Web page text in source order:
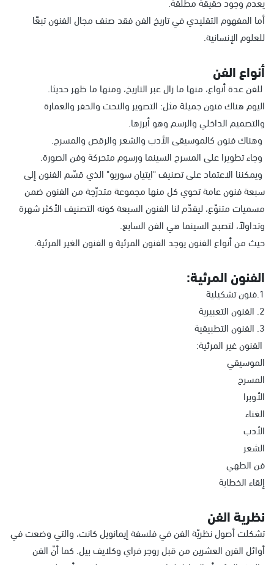
أما المفهوم التقليدي في تاريخ الفن فقد صنف مجال الفنون تبعًا
للعلوم الإنسانية.
أنواع الفن
للفن عدة أنواع، منها ما زال عبر التاريخ، ومنها ما ظهر حديثا.
اليوم هناك فنون جميلة مثل: التصوير والنحت والحفر والعمارة
والتصميم الداخلي والرسم وهو أبرزها.
وهناك فنون كالموسيقى الأدب والشعر والرقص والمسرح.
وجاء تطويرا على المسرح السينما ورسوم متحركة وفن الصورة.
ويمكننا الاعتماد على تصنيف "ايتيان سوريو" الذي قسّم الفنون إلى
سبعة فنون عامة تحوي كل منها مجموعة متدرّجة من الفنون ضمن
مسميات متنوّع، ليقدّم لنا الفنون السبعة كونه التصنيف الأكثر شهرة
وتداولاً، لتصبح السينما هي الفن السابع.
حيث من أنواع الفنون يوجد الفنون المرئية و الفنون الغير المرئية.
الفنون المرئية:
1.فنون تشكيلية
2. الفنون التعبيرية
3. الفنون التطبيقية
الفنون غير المرئية:
الموسيقي
المسرح
الأوبرا
الغناء
الأدب
الشعر
فن الطهي
إلقاء الخطابة
نظرية الفن
تشكلت أصول نظريّة الفن في فلسفة إيمانويل كانت، والتي وضعت في
أوائل القرن العشرين من قبل روجر فراي وكلايف بيل. كما أنّ الفن